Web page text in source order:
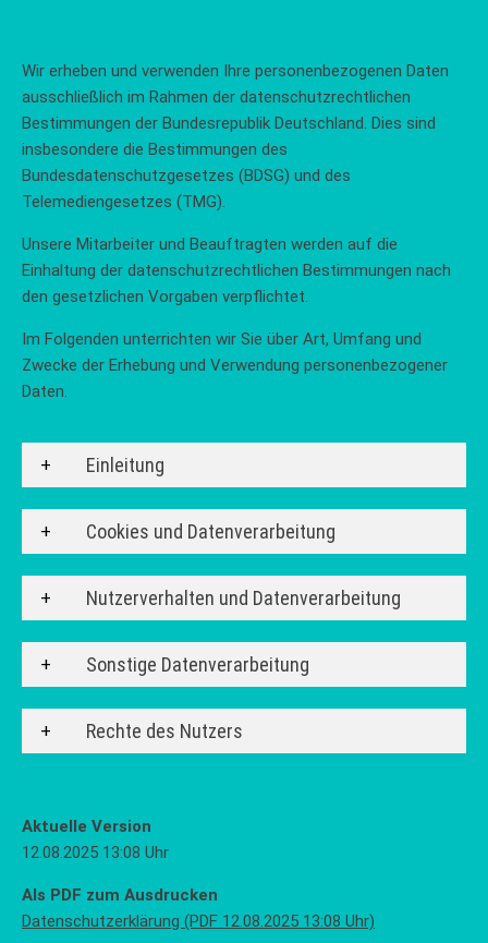
Wir erheben und verwenden Ihre personenbezogenen Daten
ausschließlich im Rahmen der datenschutzrechtlichen
Bestimmungen der Bundesrepublik Deutschland. Dies sind
insbesondere die Bestimmungen des
Bundesdatenschutzgesetzes (BDSG) und des
Telemediengesetzes (TMG).
Unsere Mitarbeiter und Beauftragten werden auf die
Einhaltung der datenschutzrechtlichen Bestimmungen nach
den gesetzlichen Vorgaben verpflichtet.
Im Folgenden unterrichten wir Sie über Art, Umfang und
Zwecke der Erhebung und Verwendung personenbezogener
Daten.
Einleitung
Cookies und Datenverarbeitung
Nutzerverhalten und Datenverarbeitung
Sonstige Datenverarbeitung
Rechte des Nutzers
Aktuelle Version
12.08.2025 13:08 Uhr
Als PDF zum Ausdrucken
Datenschutzerklärung (PDF 12.08.2025 13:08 Uhr)